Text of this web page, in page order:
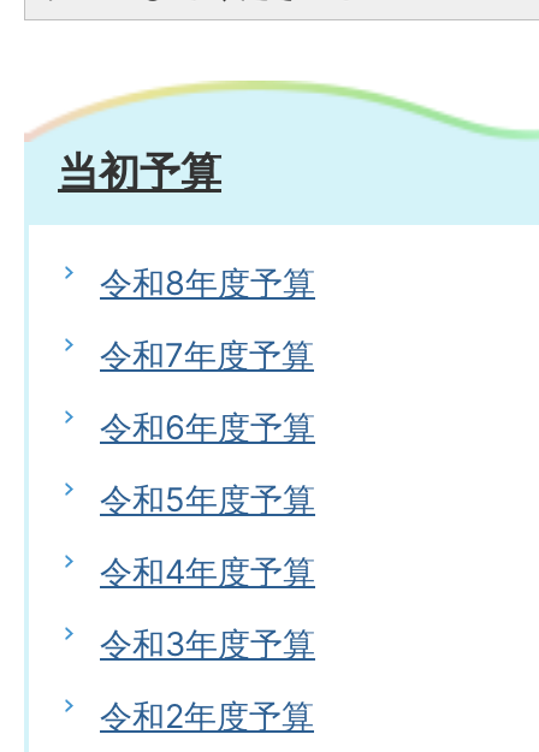
当初予算
令和8年度予算
令和7年度予算
令和6年度予算
令和5年度予算
令和4年度予算
令和3年度予算
令和2年度予算